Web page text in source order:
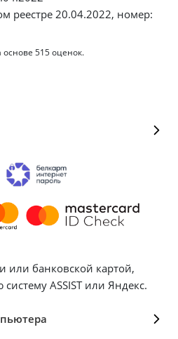
реестре 20.04.2022, номер:
основе 515оценок.
или банковской картой,
ASSIST или Яндекс.